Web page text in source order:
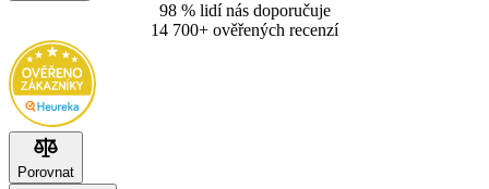
98 % lidí nás doporučuje
14 700+ ověřených recenzí
Porovnat